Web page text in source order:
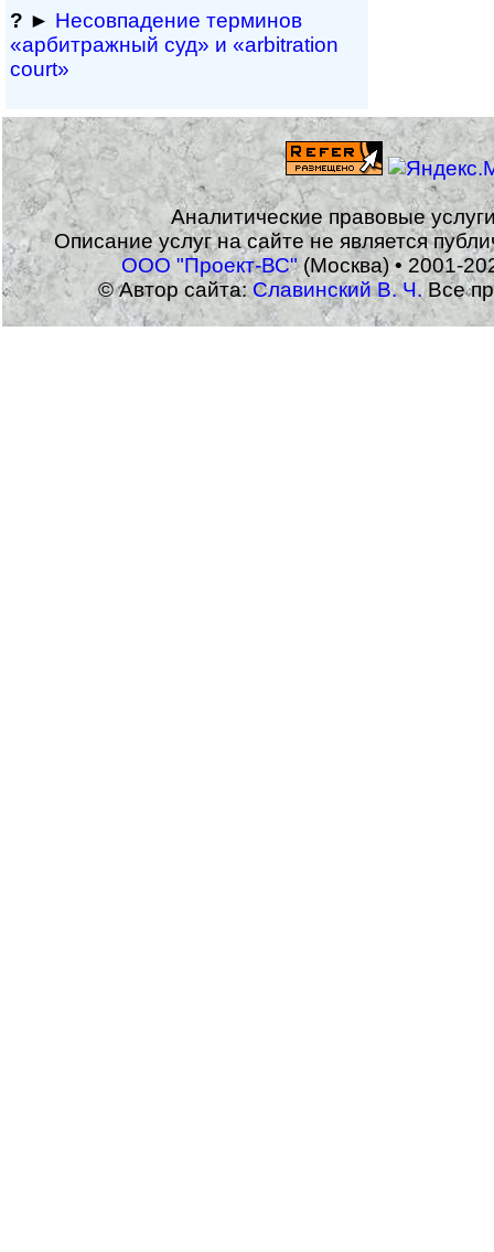
? ► Несовпадение терминов
«арбитражный суд» и «arbitration
court»
Аналитические правовые
Описание услуг на сайте не является
ООО "Проект-ВС"(Москва) • 2001-
© Автор сайта:Славинский В. Ч.Все